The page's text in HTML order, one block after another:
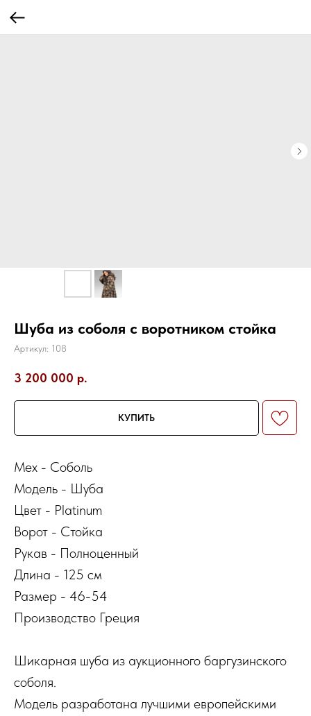
Шуба из соболя с воротником стойка
Артикул: 108
3 200 000 р.
КУПИТЬ
Мех - Соболь
Модель - Шуба
Цвет - Platinum
Ворот - Стойка
Рукав - Полноценный
Длина - 125 см
Размер - 46-54
Производство Греция
Шикарная шуба из аукционного баргузинского
соболя.
Модель разработана лучшими европейскими